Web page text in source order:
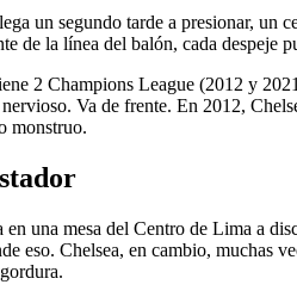
un segundo tarde a presionar, un
de la línea del balón, cada
2 Champions League (2012 y
Va de frente. En 2012,
monstruo.
una mesa del Centro de Lima a
eso. Chelsea, en cambio, muchas